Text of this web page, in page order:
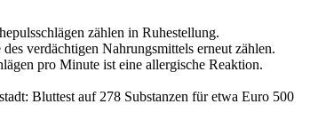
zählen in Ruhestellung.
verdächtigen Nahrungsmittels erneut zählen.
pro Minute ist eine allergische Reaktion.
Bluttest auf 278 Substanzen für etwa Euro 500